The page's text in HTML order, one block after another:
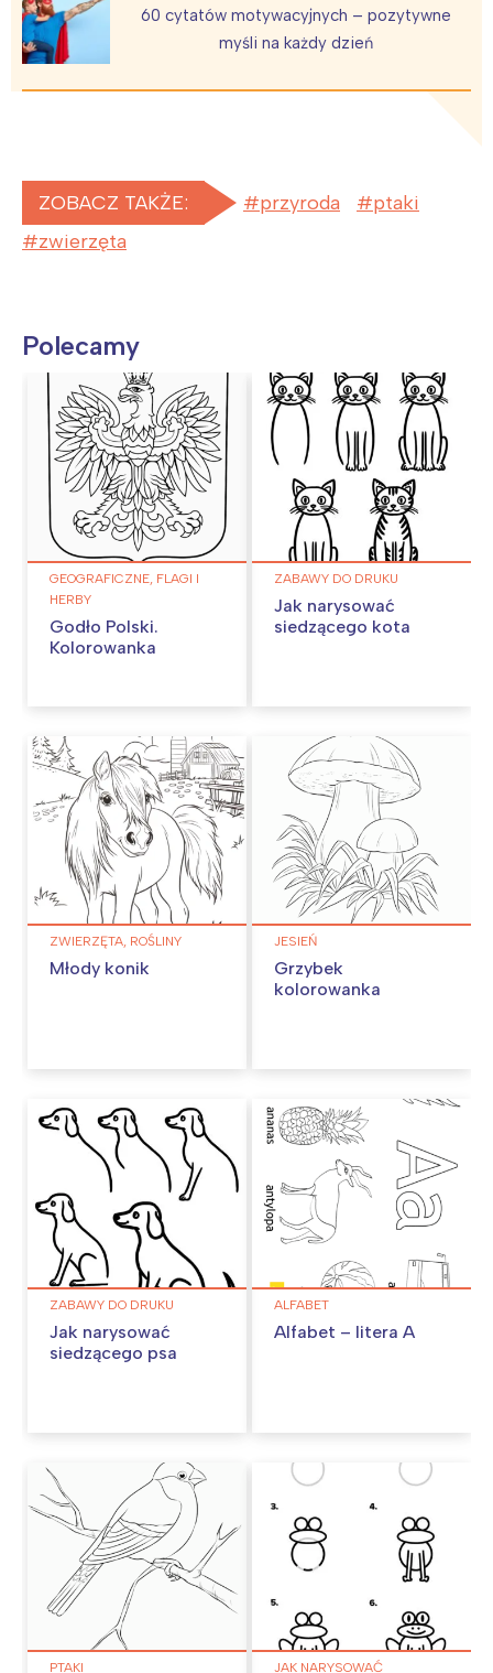
60 cytatów motywacyjnych – pozytywne
myśli na każdy dzień
ZOBACZ TAKŻE: przyroda
ptaki
zwierzęta
Polecamy
GEOGRAFICZNE, FLAGI I
HERBY
Godło Polski.
Kolorowanka
ZABAWY DO DRUKU
Jak narysować
siedzącego kota
ZWIERZĘTA, ROŚLINY
Młody konik
JESIEŃ
Grzybek
kolorowanka
ZABAWY DO DRUKU
Jak narysować
siedzącego psa
ALFABET
Alfabet – litera A
PTAKI JAK NARYSOWAĆ